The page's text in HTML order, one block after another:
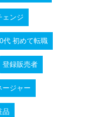
ェンジ
代 初めて転職
登録販売者
ージャー
品